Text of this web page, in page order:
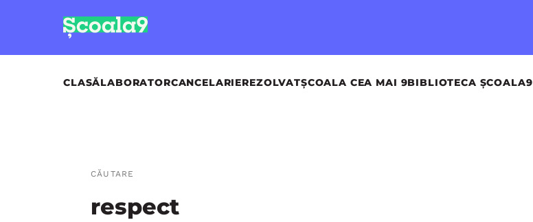
CLASĂLABORATORCANCELARIEREZOLVATȘCOALA CEA MAI 9BIBLIOTECA ȘCOALA9
CĂUTARE
respect